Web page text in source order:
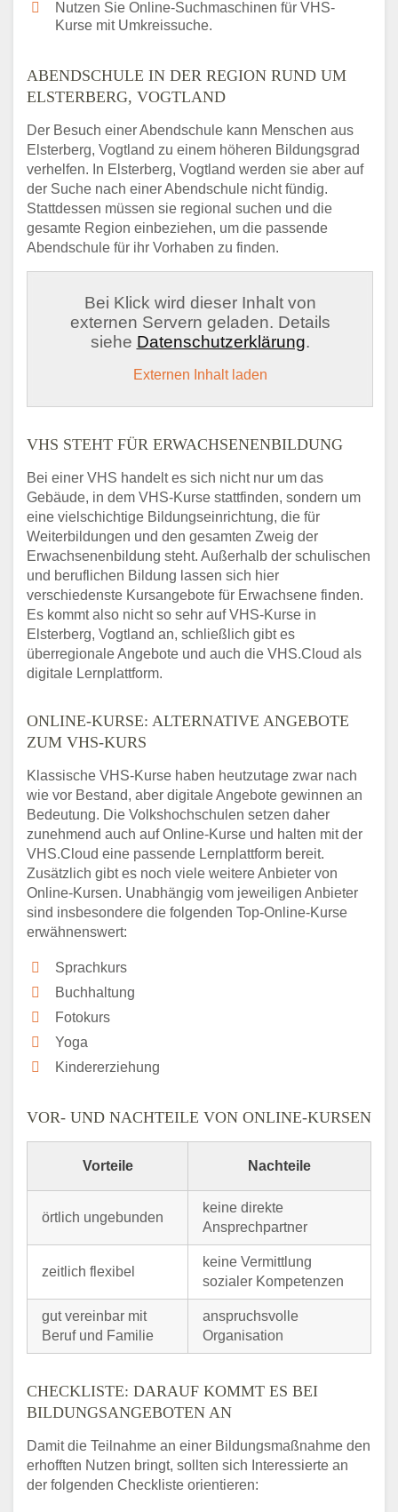
Nutzen Sie Online-Suchmaschinen für VHS-
Kurse mit Umkreissuche.
ABENDSCHULE IN DER REGION RUND UM
ELSTERBERG, VOGTLAND
Der Besuch einer Abendschule kann Menschen aus
Elsterberg, Vogtland zu einem höheren Bildungsgrad
verhelfen. In Elsterberg, Vogtland werden sie aber auf
der Suche nach einer Abendschule nicht fündig.
Stattdessen müssen sie regional suchen und die
gesamte Region einbeziehen, um die passende
Abendschule für ihr Vorhaben zu finden.
Bei Klick wird dieser Inhalt von
externen Servern geladen. Details
siehe Datenschutzerklärung.
Externen Inhalt laden
VHS STEHT FÜR ERWACHSENENBILDUNG
Bei einer VHS handelt es sich nicht nur um das
Gebäude, in dem VHS-Kurse stattfinden, sondern um
eine vielschichtige Bildungseinrichtung, die für
Weiterbildungen und den gesamten Zweig der
Erwachsenenbildung steht. Außerhalb der schulischen
und beruflichen Bildung lassen sich hier
verschiedenste Kursangebote für Erwachsene finden.
Es kommt also nicht so sehr auf VHS-Kurse in
Elsterberg, Vogtland an, schließlich gibt es
überregionale Angebote und auch die VHS.Cloud als
digitale Lernplattform.
ONLINE-KURSE: ALTERNATIVE ANGEBOTE
ZUM VHS-KURS
Klassische VHS-Kurse haben heutzutage zwar nach
wie vor Bestand, aber digitale Angebote gewinnen an
Bedeutung. Die Volkshochschulen setzen daher
zunehmend auch auf Online-Kurse und halten mit der
VHS.Cloud eine passende Lernplattform bereit.
Zusätzlich gibt es noch viele weitere Anbieter von
Online-Kursen. Unabhängig vom jeweiligen Anbieter
sind insbesondere die folgenden Top-Online-Kurse
erwähnenswert:
Sprachkurs
Buchhaltung
Fotokurs
Yoga
Kindererziehung
VOR- UND NACHTEILE VON ONLINE-KURSEN
Vorteile Nachteile
örtlich ungebunden
keine direkte
Ansprechpartner
zeitlich flexibel
keine Vermittlung
sozialer Kompetenzen
gut vereinbar mit
Beruf und Familie
anspruchsvolle
Organisation
CHECKLISTE: DARAUF KOMMT ES BEI
BILDUNGSANGEBOTEN AN
Damit die Teilnahme an einer Bildungsmaßnahme den
erhofften Nutzen bringt, sollten sich Interessierte an
der folgenden Checkliste orientieren: